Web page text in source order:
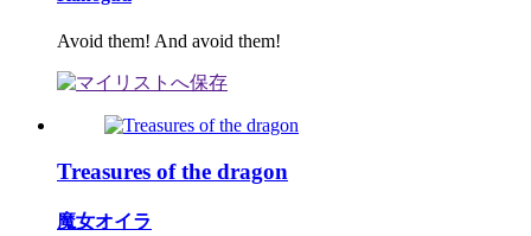
Avoid them! And avoid them!
Treasures of the dragon
魔女オイラ